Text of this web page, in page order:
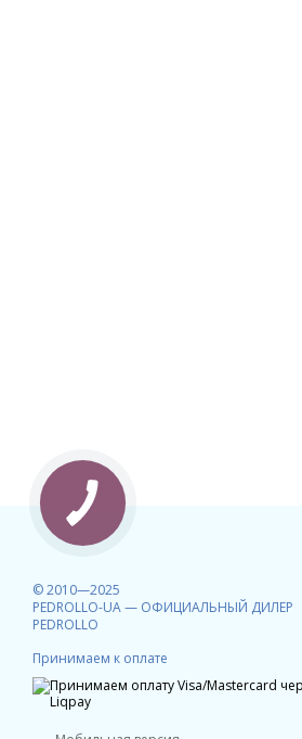
© 2010—2025
PEDROLLO-UA — ОФИЦИАЛЬНЫЙ ДИЛЕР
PEDROLLO
Принимаем к оплате